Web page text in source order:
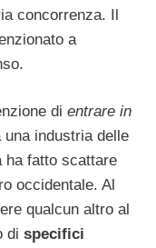
concorrenza. Il
a
di entrare in
una industria delle
ha fatto scattare
occidentale. Al
qualcun altro al
di specifici